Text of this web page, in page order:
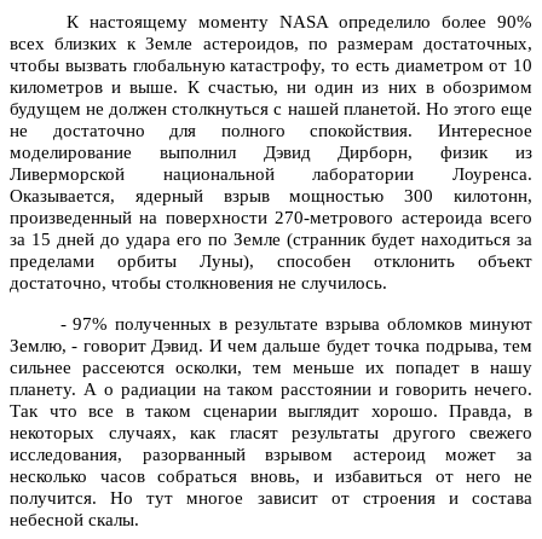
К настоящему моменту NASA определило более 90%
всех близких к Земле астероидов, по размерам достаточных,
чтобы вызвать глобальную катастрофу, то есть диаметром от 10
километров и выше. К счастью, ни один из них в обозримом
будущем не должен столкнуться с нашей планетой. Но этого еще
не достаточно для полного спокойствия. Интересное
моделирование выполнил Дэвид Дирборн, физик из
Ливерморской национальной лаборатории Лоуренса.
Оказывается, ядерный взрыв мощностью 300 килотонн,
произведенный на поверхности 270-метрового астероида всего
за 15 дней до удара его по Земле (странник будет находиться за
пределами орбиты Луны), способен отклонить объект
достаточно, чтобы столкновения не случилось.
- 97% полученных в результате взрыва обломков минуют
Землю, - говорит Дэвид. И чем дальше будет точка подрыва, тем
сильнее рассеются осколки, тем меньше их попадет в нашу
планету. А о радиации на таком расстоянии и говорить нечего.
Так что все в таком сценарии выглядит хорошо.Правда, в
некоторых случаях, как гласят результаты другого свежего
исследования, разорванный взрывом астероид может за
несколько часов собраться вновь, и избавиться от него не
получится. Но тут многое зависит от строения и состава
небесной скалы.